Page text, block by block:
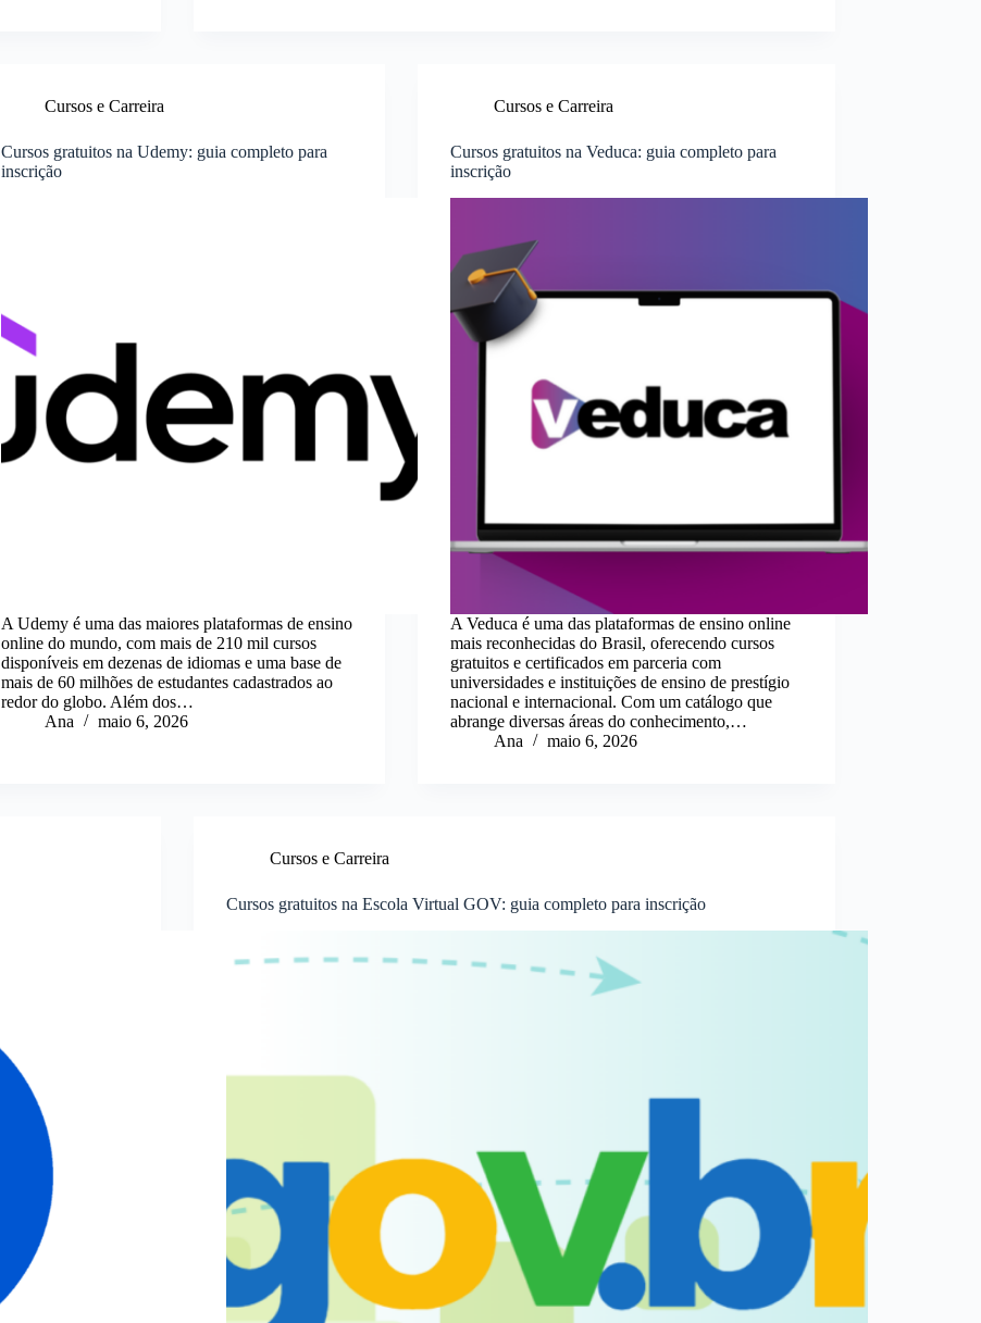
Cursos e Carreira
Cursos gratuitos na Udemy: guia completo para
inscrição
A Udemy é uma das maiores plataformas de ensino
online do mundo, com mais de 210 mil cursos
disponíveis em dezenas de idiomas e uma base de
mais de 60 milhões de estudantes cadastrados ao
redor do globo. Além dos…
Ana
maio 6, 2026
Cursos e Carreira
Cursos gratuitos na Veduca: guia completo para
inscrição
A Veduca é uma das plataformas de ensino online
mais reconhecidas do Brasil, oferecendo cursos
gratuitos e certificados em parceria com
universidades e instituições de ensino de prestígio
nacional e internacional. Com um catálogo que
abrange diversas áreas do conhecimento,…
Ana
maio 6, 2026
Cursos e Carreira
Cursos gratuitos na Escola Virtual GOV: guia completo para inscrição